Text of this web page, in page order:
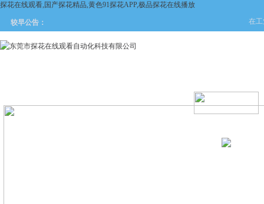
探花在线观看,国产探花精品,黄色91探花APP,极品探花在线播放
较早公告： 在工
产品中心 新闻